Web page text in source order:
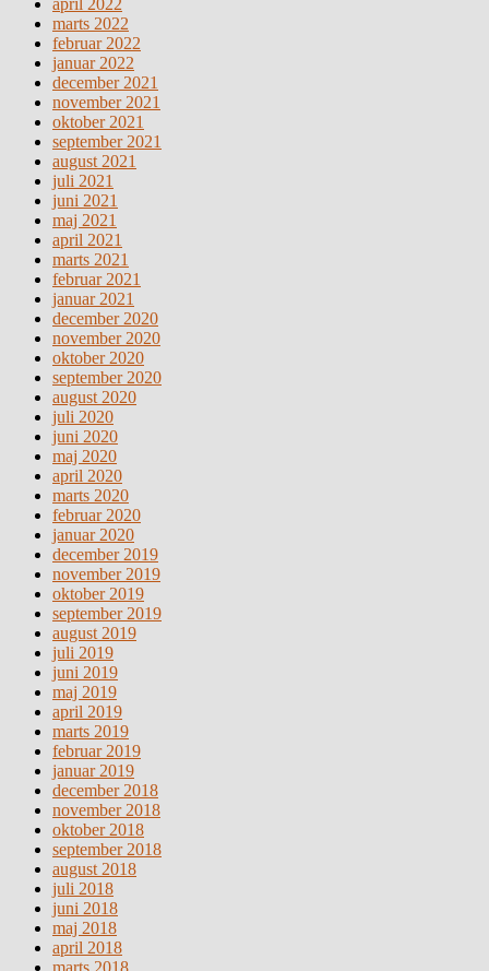
marts 2022
februar 2022
januar 2022
december 2021
november 2021
oktober 2021
september 2021
august 2021
juli 2021
juni 2021
maj 2021
april 2021
marts 2021
februar 2021
januar 2021
december 2020
november 2020
oktober 2020
september 2020
august 2020
juli 2020
juni 2020
maj 2020
april 2020
marts 2020
februar 2020
januar 2020
december 2019
november 2019
oktober 2019
september 2019
august 2019
juli 2019
juni 2019
maj 2019
april 2019
marts 2019
februar 2019
januar 2019
december 2018
november 2018
oktober 2018
september 2018
august 2018
juli 2018
juni 2018
maj 2018
april 2018
marts 2018